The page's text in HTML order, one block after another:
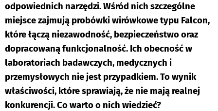
odpowiednich narzędzi. Wśród nich szczególne
miejsce zajmują probówki wirówkowe typu Falcon,
które łączą niezawodność, bezpieczeństwo oraz
dopracowaną funkcjonalność. Ich obecność w
laboratoriach badawczych, medycznych i
przemysłowych nie jest przypadkiem. To wynik
właściwości, które sprawiają, że nie mają realnej
konkurencji. Co warto o nich wiedzieć?